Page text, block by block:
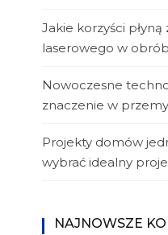
Jakie korzyści
laserowego w
Nowoczesne
znaczenie w
Projekty domów
wybrać idealny
NAJNOWSZE